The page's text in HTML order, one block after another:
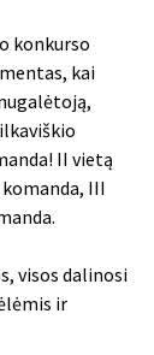
konkurso
kai
II vietą
III
visos dalinosi
ir